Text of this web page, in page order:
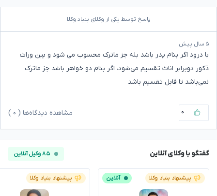
پاسخ توسط یکی از وکلای بنیاد وکلا
۵ سال پیش
با درود اگر بنام پدر باشد بله جز ماترک محسوب می شود و بین وراث
ذکور دوبرابر اناث تقسیم می‌شود، اگر بنام دو خواهر باشد جز ماترک
نمی‌باشد تا قابل تقسیم باشد
۰ مشاهده دیدگاه‌ها ( ۰
گفتگو با وکلای آنلاین ۸۵ وکیل آنلاین
پیشنهاد بنیاد وکلا آنلاین پیشنهاد بنیاد وکلا